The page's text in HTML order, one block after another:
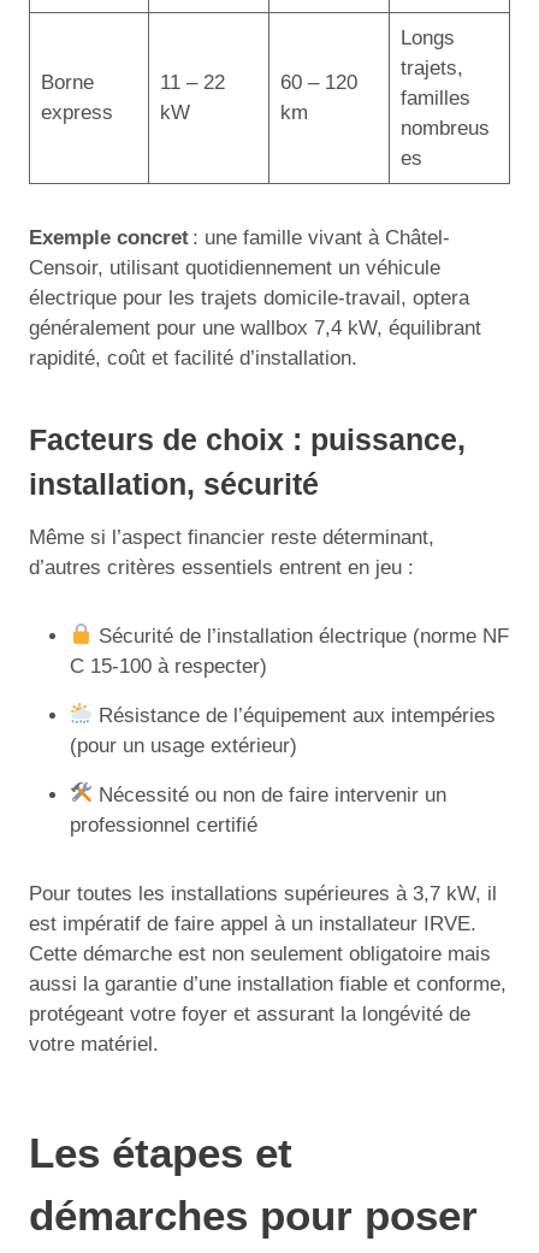
Borne
express
11 – 22
kW
60 – 120
km
Longs
trajets,
familles
nombreus
es
Exemple concret : une famille vivant à Châtel-
Censoir, utilisant quotidiennement un véhicule
électrique pour les trajets domicile-travail, optera
généralement pour une wallbox 7,4 kW, équilibrant
rapidité, coût et facilité d’installation.
Facteurs de choix : puissance,
installation, sécurité
Même si l’aspect financier reste déterminant,
d’autres critères essentiels entrent en jeu :
Sécurité de l’installation électrique (norme NF
C 15-100 à respecter)
Résistance de l’équipement aux intempéries
(pour un usage extérieur)
Nécessité ou non de faire intervenir un
professionnel certifié
Pour toutes les installations supérieures à 3,7 kW, il
est impératif de faire appel à un installateur IRVE.
Cette démarche est non seulement obligatoire mais
aussi la garantie d’une installation fiable et conforme,
protégeant votre foyer et assurant la longévité de
votre matériel.
Les étapes et
démarches pour poser